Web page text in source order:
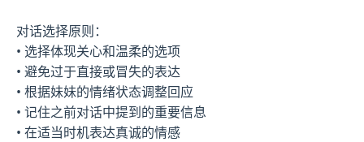
对话选择原则：
• 选择体现关心和温柔的选项
• 避免过于直接或冒失的表达
• 根据妹妹的情绪状态调整回应
• 记住之前对话中提到的重要信息
• 在适当时机表达真诚的情感